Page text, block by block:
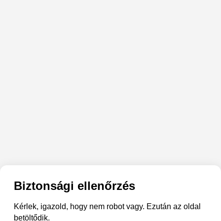
Biztonsági ellenőrzés
Kérlek, igazold, hogy nem robot vagy. Ezután az oldal
betöltődik.